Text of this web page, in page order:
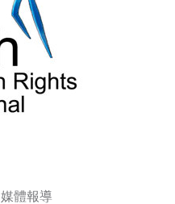
媒體報導